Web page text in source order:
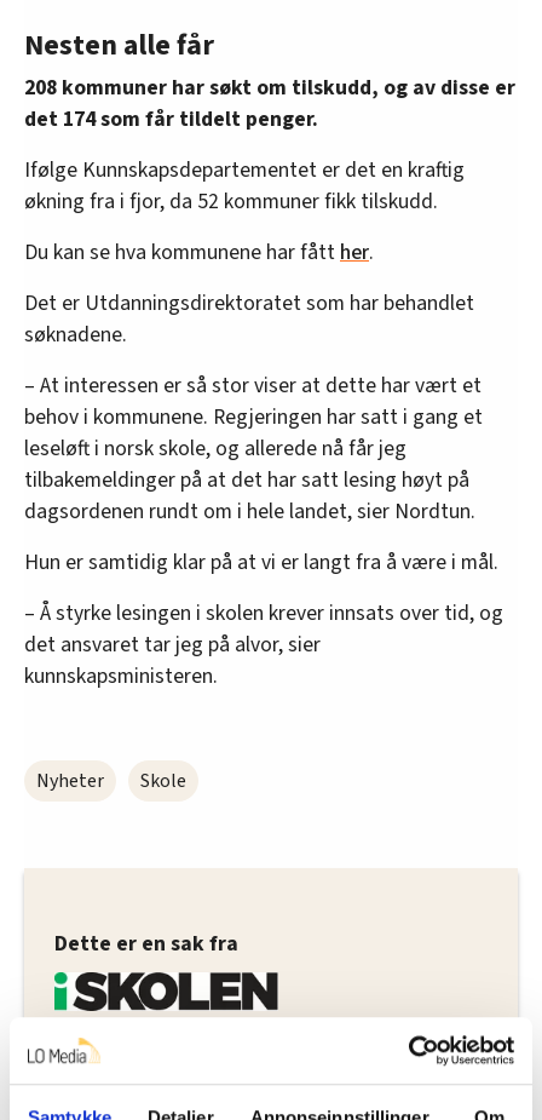
Nesten alle får
208 kommuner har søkt om tilskudd, og av disse er
det 174 som får tildelt penger.
Ifølge Kunnskapsdepartementet er det en kraftig
økning fra i fjor, da 52 kommuner fikk tilskudd.
Du kan se hva kommunene har fåtther.
Det er Utdanningsdirektoratet som har behandlet
søknadene.
– At interessen er så stor viser at dette har vært et
behov i kommunene. Regjeringen har satt i gang et
leseløft i norsk skole, og allerede nå får jeg
tilbakemeldinger på at det har satt lesing høyt på
dagsordenen rundt om i hele landet, sier Nordtun.
Hun er samtidig klar på at vi er langt fra å være i mål.
– Å styrke lesingen i skolen krever innsats over tid, og
det ansvaret tar jeg på alvor, sier
kunnskapsministeren.
Nyheter Skole
Dette er en sak fra
Vi skriver om ansatte i skolesektoren.
Les mer fra oss